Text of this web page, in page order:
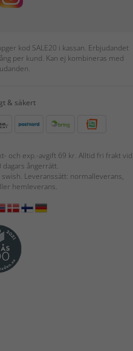
kod SALE20 i kassan. Erbjudandet
per kund. Kan ej kombineras med
& säkert
och exp.-avgift 69 kr. Alltid fri frakt vid
ångerrätt.
Leveranssätt: normalleverans,
hemleverans.